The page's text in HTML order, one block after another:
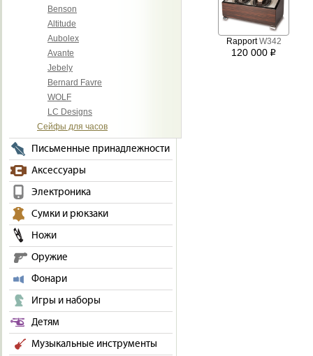
Benson
Altitude
Aubolex
Avante
Jebely
Bernard Favre
WOLF
LC Designs
Сейфы для часов
Письменные принадлежности
Аксессуары
Электроника
Сумки и рюкзаки
Ножи
Оружие
Фонари
Игры и наборы
Детям
Музыкальные инструменты
RapportW342
120 000 i